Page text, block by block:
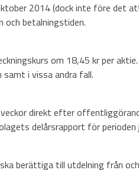
2014 (dock inte före det
och betalningstiden.
om 18,45 kr per
i vissa andra fall.
direkt efter
delårsrapport för perioden
berättiga till utdelning från